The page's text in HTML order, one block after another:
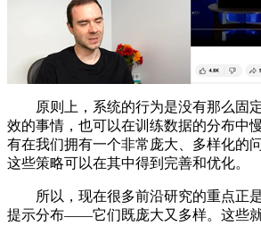
原则上，系统的行为是没有那么固
效的事情，也可以在训练数据的分布中
有在我们拥有一个非常庞大、多样化的
这些策略可以在其中得到完善和优化。
所以，现在很多前沿研究的重点正
提示分布——它们既庞大又多样。这些